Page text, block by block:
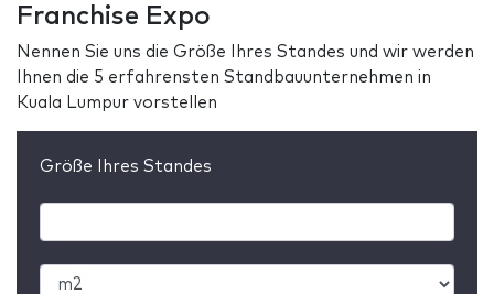
Franchise Expo
Nennen Sie uns die Größe Ihres Standes und wir werden
Ihnen die 5 erfahrensten Standbauunternehmen in
Kuala Lumpur vorstellen
Größe Ihres Standes